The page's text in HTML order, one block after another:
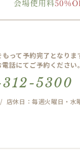
って予約完了となりま
話にてご予約ください。
5300
休日：毎週火曜日・水